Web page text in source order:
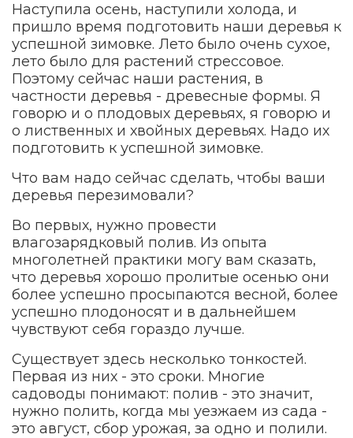
Наступила осень, наступили холода, и
пришло время подготовить наши деревья к
успешной зимовке. Лето было очень сухое,
лето было для растений стрессовое.
Поэтому сейчас наши растения, в
частности деревья - древесные формы. Я
говорю и о плодовых деревьях, я говорю и
о лиственных и хвойных деревьях. Надо их
подготовить к успешной зимовке.
Что вам надо сейчас сделать, чтобы ваши
деревья перезимовали?
Во первых, нужно провести
влагозарядковый полив. Из опыта
многолетней практики могу вам сказать,
что деревья хорошо пролитые осенью они
более успешно просыпаются весной, более
успешно плодоносят и в дальнейшем
чувствуют себя гораздо лучше.
Существует здесь несколько тонкостей.
Первая из них - это сроки. Многие
садоводы понимают: полив - это значит,
нужно полить, когда мы уезжаем из сада -
это август, сбор урожая, за одно и полили.